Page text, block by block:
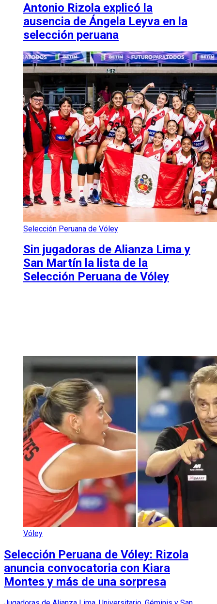
Antonio Rizola explicó la
ausencia de Ángela Leyva en la
selección peruana
Selección Peruana de Vóley
Sin jugadoras de Alianza Lima y
San Martín la lista de la
Selección Peruana de Vóley
Vóley
Selección Peruana de Vóley: Rizola
anuncia convocatoria con Kiara
Montes y más de una sorpresa